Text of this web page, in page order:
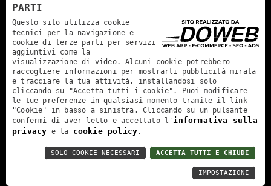
Settimo di Pescantina
(VR)
Qualitaglio s.r.l. - P.IVA: 02885740239 - REA: VR291650 -
Cap. Soc.: 500000 €
Accessibility
PARTI
Questo sito utilizza cookie
tecnici per la navigazione e
cookie di terze parti per servizi
aggiuntivi come la
visualizzazione di video. Alcuni cookie potrebbero
raccogliere informazioni per mostrarti pubblicità mirata
e tracciare la tua attività, installandosi solo
cliccando su "Accetta tutti i cookie". Puoi modificare
le tue preferenze in qualsiasi momento tramite il link
"Cookie" in basso a sinistra. Cliccando su un pulsante
confermi di aver letto e accettato l'informativa sulla
privacy e la cookie policy.
ACCETTA TUTTI E CHIUDI
SOLO COOKIE NECESSARI
IMPOSTAZIONI